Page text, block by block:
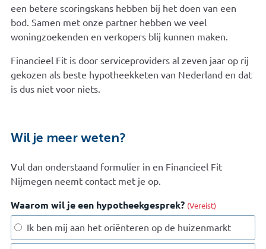
een betere scoringskans hebben bij het doen van een
bod. Samen met onze partner hebben we veel
woningzoekenden en verkopers blij kunnen maken.
Financieel Fit is door serviceproviders al zeven jaar op rij
gekozen als beste hypotheekketen van Nederland en dat
is dus niet voor niets.
Wil je meer weten?
Vul dan onderstaand formulier in en Financieel Fit
Nijmegen neemt contact met je op.
Waarom wil je een hypotheekgesprek? (Vereist)
Ik ben mij aan het oriënteren op de huizenmarkt